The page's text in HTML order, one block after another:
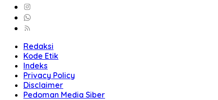
Redaksi
Kode Etik
Indeks
Privacy Policy
Disclaimer
Pedoman Media Siber